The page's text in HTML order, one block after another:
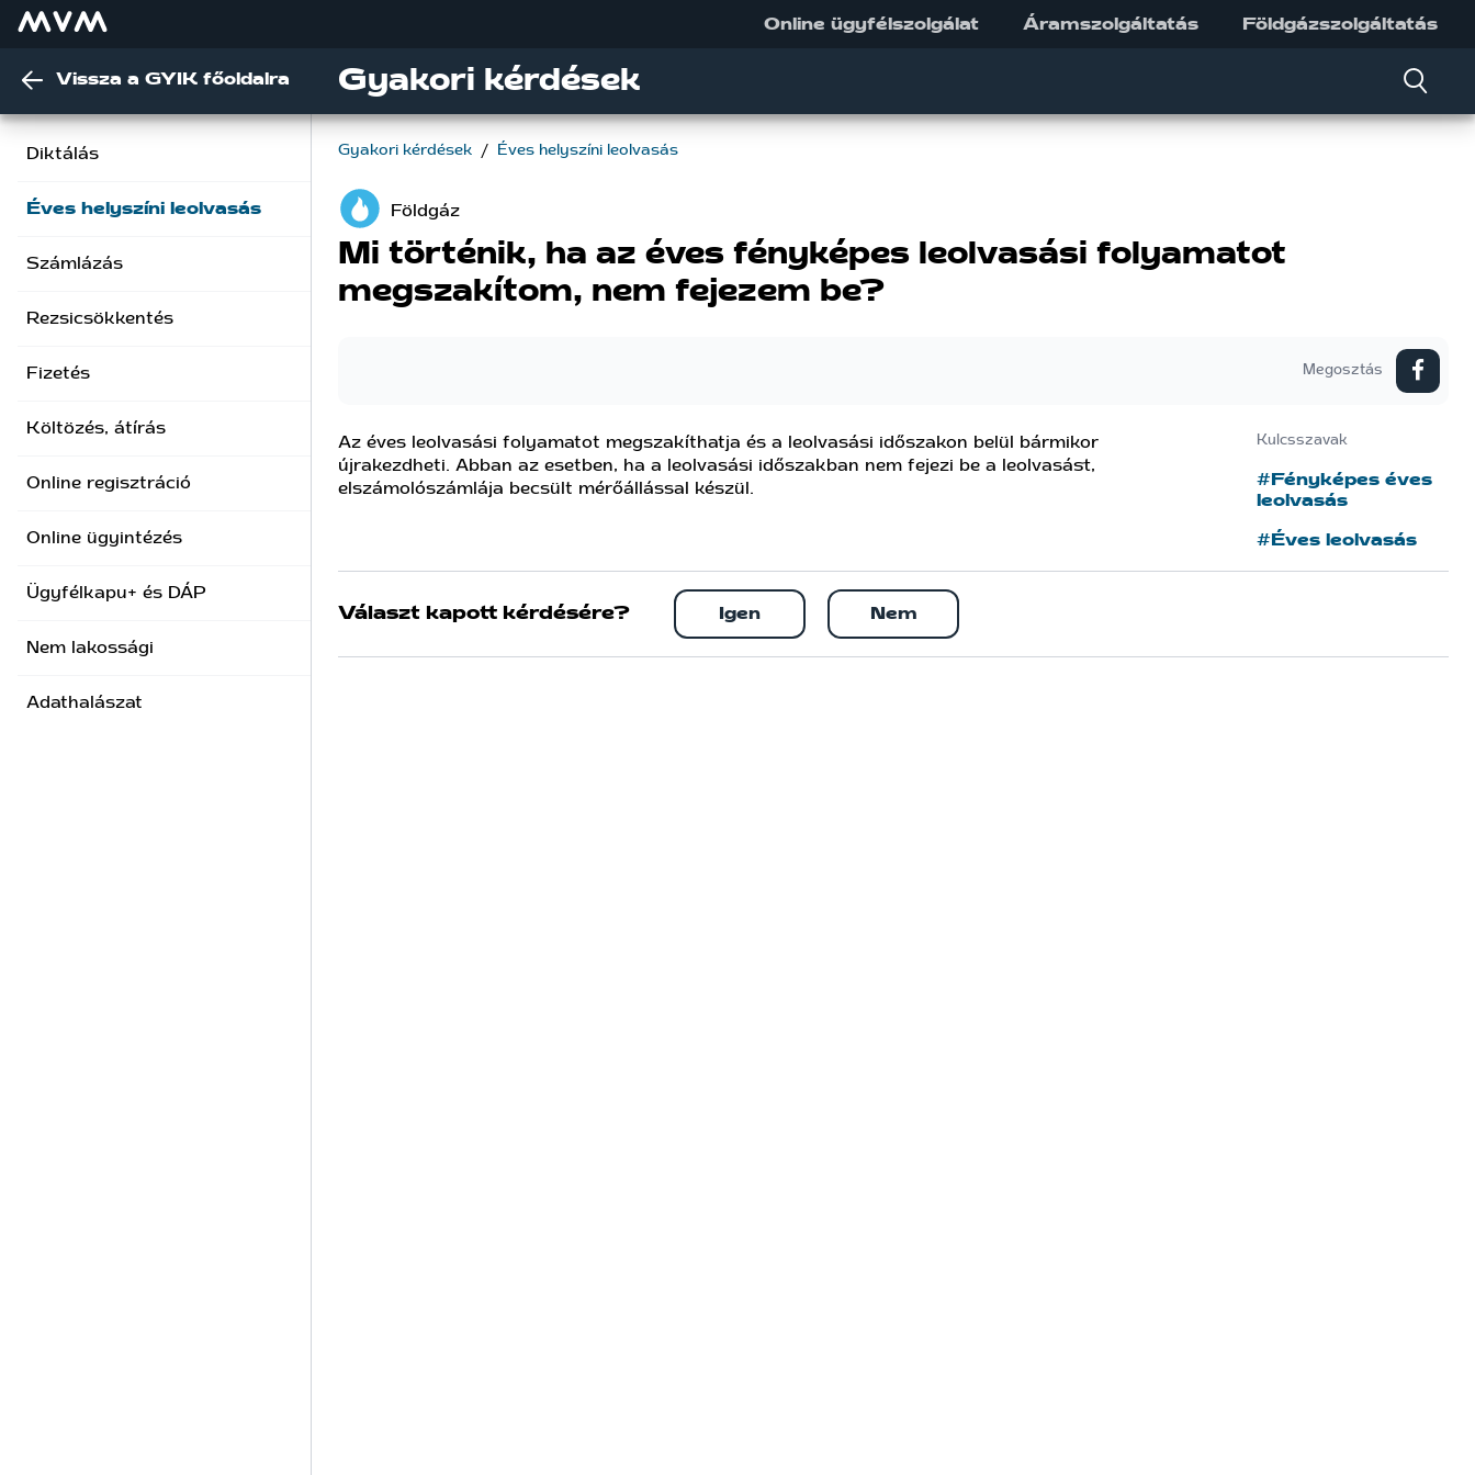
Online ügyfélszolgálat Áramszolgáltatás Földgázszolgáltatás
Vissza a GYIK főoldalra Gyakori kérdések
Diktálás
Éves helyszíni leolvasás
Számlázás
Rezsicsökkentés
Fizetés
Költözés, átírás
Online regisztráció
Online ügyintézés
Ügyfélkapu+ és DÁP
Nem lakossági
Adathalászat
Gyakori kérdések / Éves helyszíni leolvasás
Földgáz
Mi történik, ha az éves fényképes leolvasási folyamatot
megszakítom, nem fejezem be?
Megosztás
Az éves leolvasási folyamatot megszakíthatja és a leolvasási időszakon belül bármikor
újrakezdheti. Abban az esetben, ha a leolvasási időszakban nem fejezi be a leolvasást,
elszámolószámlája becsült mérőállással készül.
Kulcsszavak
#Fényképes éves
leolvasás
#Éves leolvasás
Választ kapott kérdésére? Igen Nem